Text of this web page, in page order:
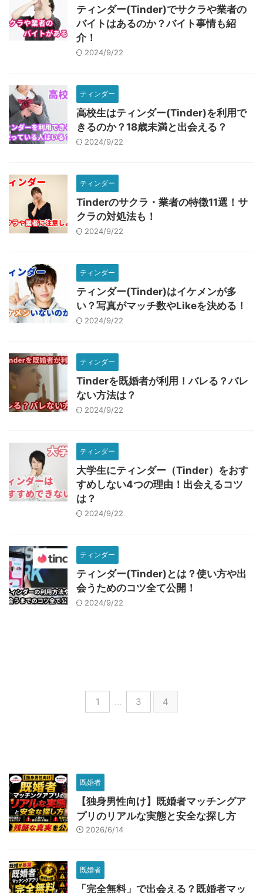
ティンダー(Tinder)でサクラや業者の
バイトはあるのか？バイト事情も紹
介！
2024/9/22
ティンダー
高校生はティンダー(Tinder)を利用で
きるのか？18歳未満と出会える？
2024/9/22
ティンダー
Tinderのサクラ・業者の特徴11選！サ
クラの対処法も！
2024/9/22
ティンダー
ティンダー(Tinder)はイケメンが多
い？写真がマッチ数やLikeを決める！
2024/9/22
ティンダー
Tinderを既婚者が利用！バレる？バレ
ない方法は？
2024/9/22
ティンダー
大学生にティンダー（Tinder）をおす
すめしない4つの理由！出会えるコツ
は？
2024/9/22
ティンダー
ティンダー(Tinder)とは？使い方や出
会うためのコツ全て公開！
2024/9/22
1 … 3 4
既婚者
【独身男性向け】既婚者マッチングア
プリのリアルな実態と安全な探し方
2026/6/14
既婚者
「完全無料」で出会える？既婚者マッ